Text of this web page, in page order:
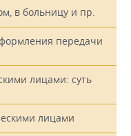
в больницу и пр.
передачи
лицами: суть
лицами